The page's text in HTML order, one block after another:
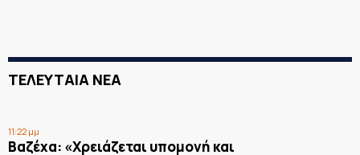
ΤΕΛΕΥΤΑΙΑ ΝΕΑ
11:22 μμ
Βαζέχα: «Χρειάζεται υπομονή και